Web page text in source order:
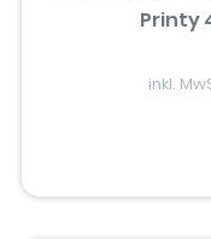
Printy
inkl.